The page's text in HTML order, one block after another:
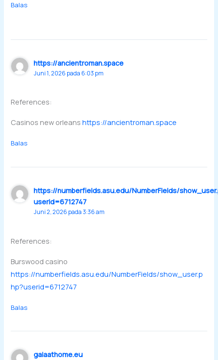
Balas
https://ancientroman.space
Juni 1, 2026 pada 6:03 pm
References:
Casinos new orleanshttps://ancientroman.space
Balas
https://numberfields.asu.edu/NumberFields/
userid=6712747
Juni 2, 2026 pada 3:36 am
References:
Burswood casino
https://numberfields.asu.edu/NumberFields/show_user.p
hp?userid=6712747
Balas
gaiaathome.eu